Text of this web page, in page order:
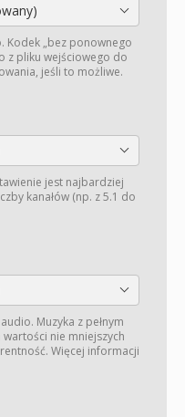
Kodek „bez ponownego
z pliku wejściowego do
jeśli to możliwe.
jest najbardziej
kanałów (np. z 5.1 do
Muzyka z pełnym
wartości nie mniejszych
Więcej informacji